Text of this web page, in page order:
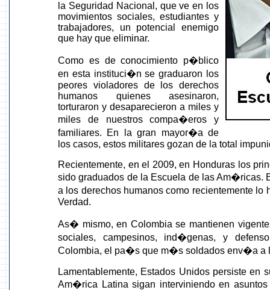
la Seguridad Nacional, que ve en los
movimientos sociales, estudiantes y
trabajadores, un potencial enemigo
que hay que eliminar.
Como es de conocimiento p�blico
en esta instituci�n se graduaron los
peores violadores de los derechos
humanos quienes asesinaron,
torturaron y desaparecieron a miles y
miles de nuestros compa�eros y
familiares. En la gran mayor�a de
los casos, estos militares gozan de la total
Recientemente, en el 2009, en Honduras los
sido graduados de la Escuela de las Am�ricas.
a los derechos humanos como recientemente
Verdad.
As� mismo, en Colombia se mantienen
sociales, campesinos, ind�genas, y
Colombia, el pa�s que m�s soldados env�a a
Lamentablemente, Estados Unidos persiste en
Am�rica Latina sigan interviniendo en